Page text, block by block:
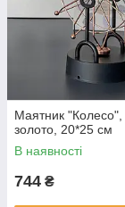
Маятник
золото, 20*25 см
В наявності
744 ₴